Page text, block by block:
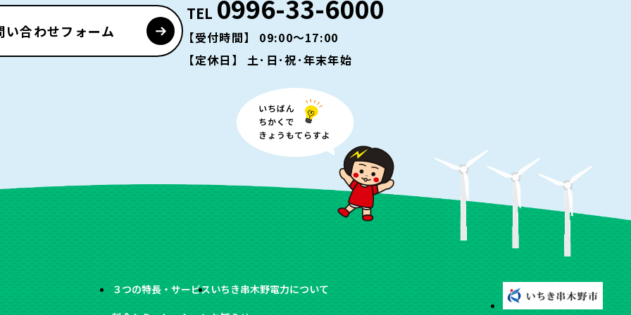
TEL 0996-33-6000
【受付時間】 09:00～17:00
【定休日】 土･日･祝･年末年始
い合わせフォーム
３つの特長・サービスいちき串木野電力について